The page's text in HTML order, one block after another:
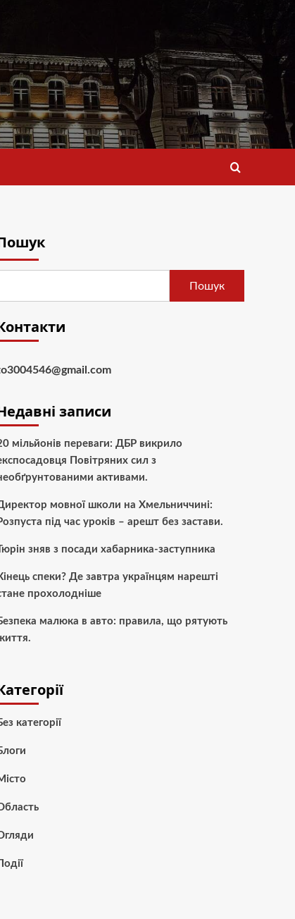
Пошук
записи
мільйонів переваги: ДБР викрило
Повітряних сил з
активами.
мовної школи на Хмельниччині:
під час уроків – арешт без застави.
зняв з посади хабарника-заступника
спеки? Де завтра українцям нарешті
прохолодніше
малюка в авто: правила, що рятують
категорії